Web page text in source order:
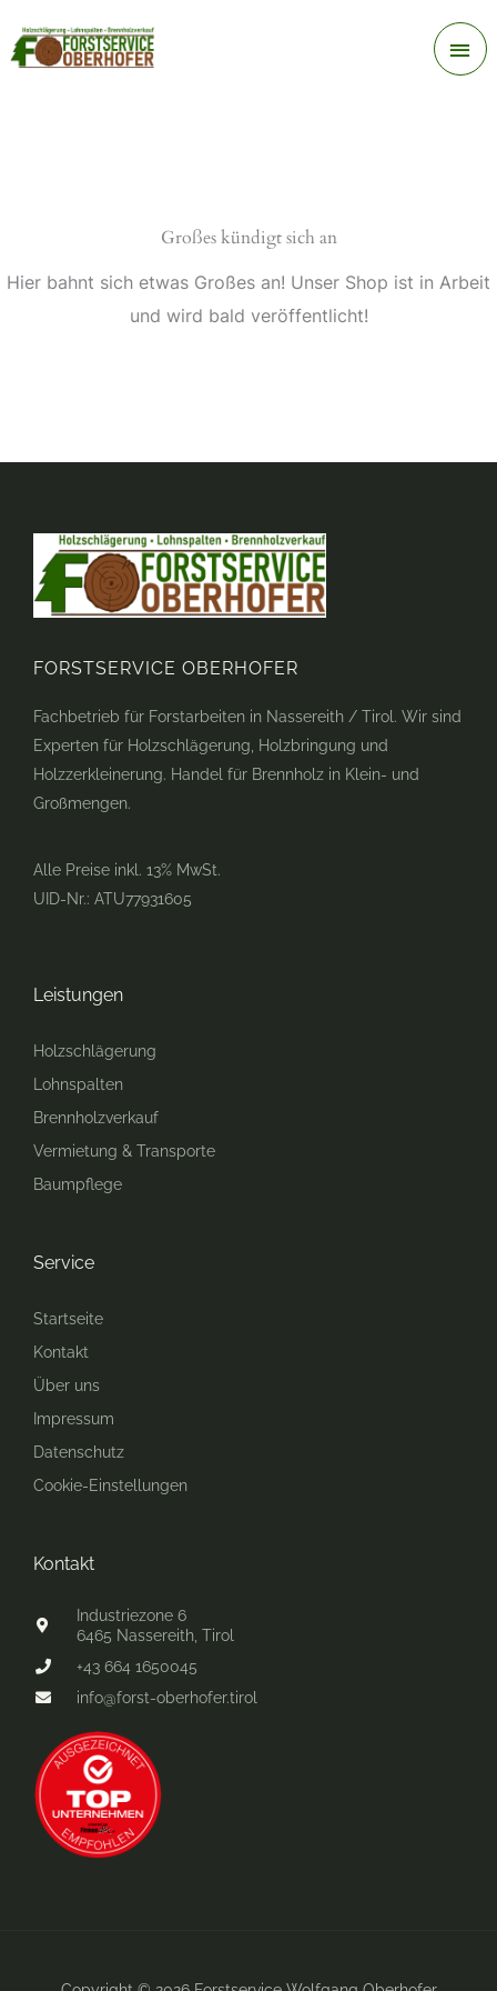
Inhalt
Großes kündigt sich an
Hier bahnt sich etwas Großes an! Unser Shop ist in Arbeit
und wird bald veröffentlicht!
Kontakt
Industriezone 6
6465 Nassereith, Tirol
+43 664 1650045
info@forst-oberhofer.tirol
Service
Startseite
Kontakt
Über uns
Impressum
Datenschutz
Cookie-Einstellungen
Leistungen
Holzschlägerung
Lohnspalten
Brennholzverkauf
Vermietung & Transporte
Baumpflege
FORSTSERVICE OBERHOFER
Fachbetrieb für Forstarbeiten in Nassereith / Tirol. Wir sind
Experten für Holzschlägerung, Holzbringung und
Holzzerkleinerung. Handel für Brennholz in Klein- und
Großmengen.
Alle Preise inkl. 13% MwSt.
UID-Nr.: ATU77931605